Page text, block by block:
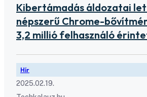
Kibertámadás áldozatai
népszerű Chrome-
3,2 millió felhasználó
Hír
2025.02.19.